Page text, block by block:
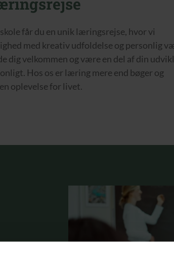
får du en unik læringsrejse, hvor vi
med kreativ udfoldelse og personlig
dig velkommen og være en del af din
Hos os er læring mere end bøger og
oplevelse for livet.